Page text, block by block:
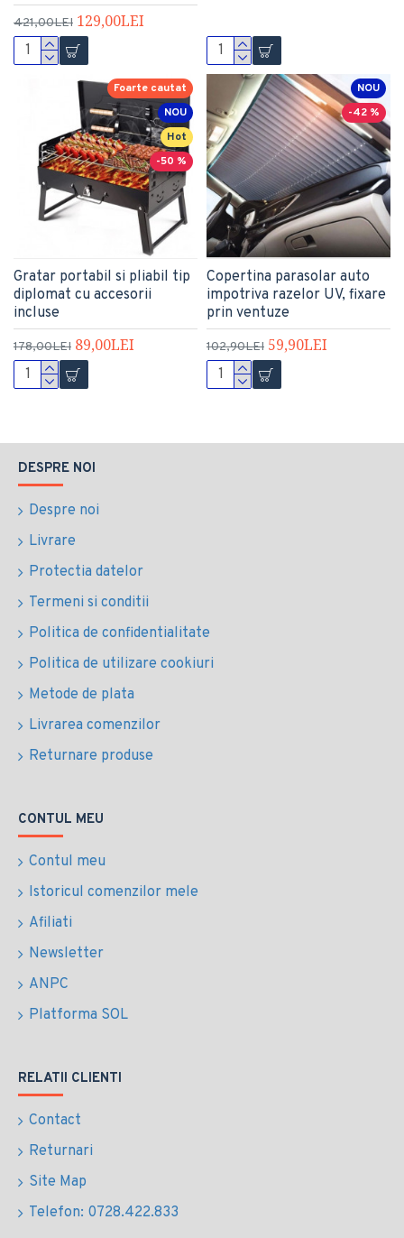
421,00LEI 129,00LEI
NOU
Hot
Foarte cautat
-50 %
Gratar portabil si pliabil tip
diplomat cu accesorii
incluse
178,00LEI 89,00LEI
NOU
-42 %
Copertina parasolar auto
impotriva razelor UV, fixare
prin ventuze
102,90LEI 59,90LEI
DESPRE NOI
Despre noi
Livrare
Protectia datelor
Termeni si conditii
Politica de confidentialitate
Politica de utilizare cookiuri
Metode de plata
Livrarea comenzilor
Returnare produse
CONTUL MEU
Contul meu
Istoricul comenzilor mele
Afiliati
Newsletter
ANPC
Platforma SOL
RELATII CLIENTI
Contact
Returnari
Site Map
Telefon: 0728.422.833